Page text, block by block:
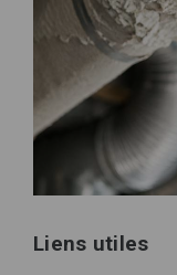
Liens utiles